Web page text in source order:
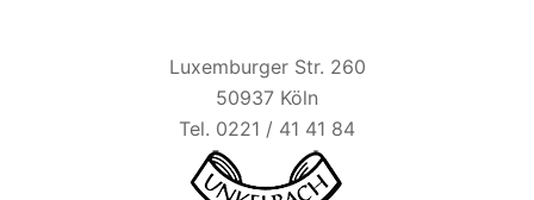
Luxemburger Str. 260
50937 Köln
Tel. 0221 / 41 41 84